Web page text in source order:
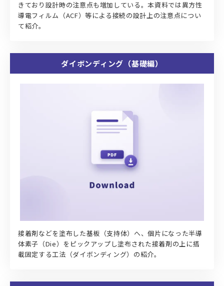
きており設計時の注意点も増加している。本資料では異方性
導電フィルム（ACF）等による接続の設計上の注意点につい
て紹介。
ダイボンディング（基礎編）
接着剤などを塗布した基板（支持体）へ、個片になった半導
体素子（Die）をピックアップし塗布された接着剤の上に搭
載固定する工法（ダイボンディング）の紹介。